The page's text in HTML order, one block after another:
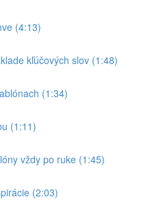
(4:13)
kľúčových slov (1:48)
(1:34)
(1:11)
vždy po ruke (1:45)
(2:03)